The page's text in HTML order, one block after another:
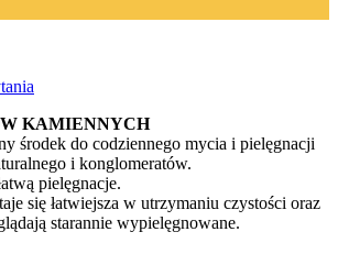
KAMIENNYCH
środek do codziennego mycia i pielęgnacji
i konglomeratów.
pielęgnacje.
się łatwiejsza w utrzymaniu czystości oraz
starannie wypielęgnowane.